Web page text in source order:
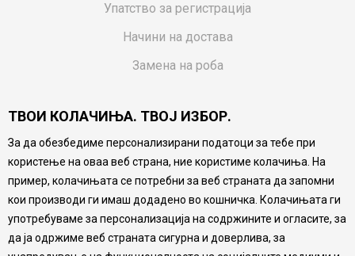
Упатство за регистрација
Начини на достава
Замена на роба
Ваучери
Product Finder
FAQs
Настојуваме да бидеме што попрецизни во описот на
производите, прикажување на слики и цени, но не
можеме да гарантираме дека сите информации се
ТВОИ КОЛАЧИЊА. ТВОЈ ИЗБОР.
За да обезбедиме персонализирани податоци за тебе при
користење на оваа веб страна, ние користиме колачиња. На
пример, колачињата се потребни за веб страната да запомни
кои производи ги имаш додадено во кошничка. Колачињата ги
употребуваме за персонализација на содржините и огласите, за
да ја одржиме веб страната сигурна и доверлива, за